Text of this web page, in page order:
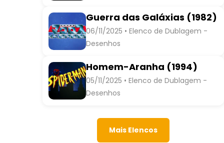
Guerra das Galáxias (1982)
06/11/2025 • Elenco de Dublagem -
Desenhos
Homem-Aranha (1994)
05/11/2025 • Elenco de Dublagem -
Desenhos
Mais Elencos